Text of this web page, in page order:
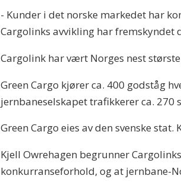
- Kunder i det norske markedet har
Cargolinks avvikling har fremskyndet
Cargolink har vært Norges nest
Green Cargo kjører ca. 400 godståg
jernbaneselskapet trafikkerer ca. 270
Green Cargo eies av den svenske
Kjell Owrehagen begrunner
konkurranseforhold, og at jernbane-